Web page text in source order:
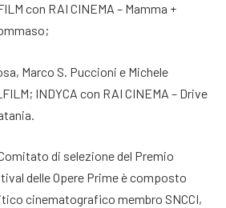
con RAI CINEMA – Mamma +
Marco S. Puccioni e Michele
INDYCA con RAI CINEMA – Drive
di selezione del Premio
delle Opere Prime è composto
cinematografico membro SNCCI,